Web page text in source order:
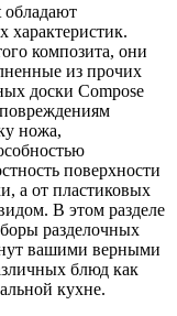
обладают
характеристик.
композита, они
из прочих
доски Compose
ножа,
поверхности
а от пластиковых
В этом разделе
разделочных
вашими верными
блюд как
кухне.